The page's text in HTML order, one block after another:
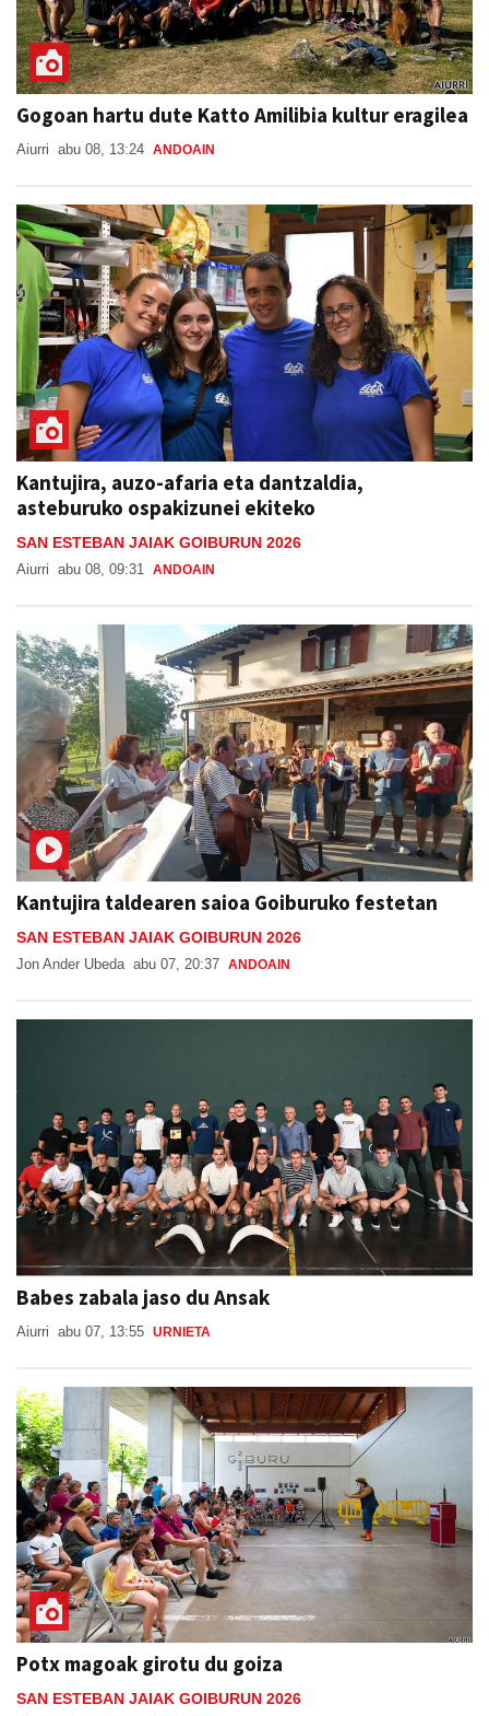
Gogoan hartu dute Katto Amilibia kultur eragilea
Aiurri abu 08, 13:24 ANDOAIN
Kantujira, auzo-afaria eta dantzaldia,
asteburuko ospakizunei ekiteko
SAN ESTEBAN JAIAK GOIBURUN 2026
Aiurri abu 08, 09:31 ANDOAIN
Kantujira taldearen saioa Goiburuko festetan
SAN ESTEBAN JAIAK GOIBURUN 2026
Jon Ander Ubeda abu 07, 20:37 ANDOAIN
Babes zabala jaso du Ansak
Aiurri abu 07, 13:55 URNIETA
Potx magoak girotu du goiza
SAN ESTEBAN JAIAK GOIBURUN 2026